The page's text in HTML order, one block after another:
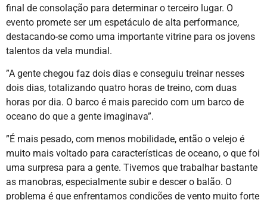
final de consolação para determinar o terceiro lugar. O
evento promete ser um espetáculo de alta performance,
destacando-se como uma importante vitrine para os jovens
talentos da vela mundial.
”A gente chegou faz dois dias e conseguiu treinar nesses
dois dias, totalizando quatro horas de treino, com duas
horas por dia. O barco é mais parecido com um barco de
oceano do que a gente imaginava”.
”É mais pesado, com menos mobilidade, então o velejo é
muito mais voltado para características de oceano, o que foi
uma surpresa para a gente. Tivemos que trabalhar bastante
as manobras, especialmente subir e descer o balão. O
problema é que enfrentamos condições de vento muito forte